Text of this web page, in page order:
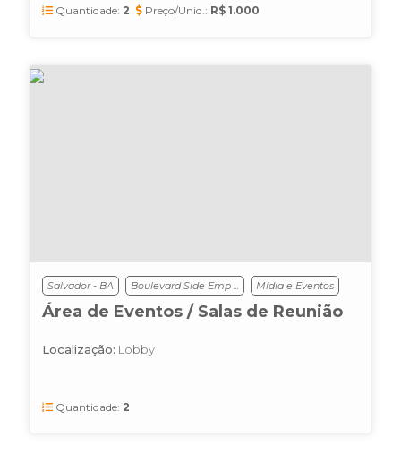
Quantidade: 2 Preço/Unid.: R$ 1.000
Salvador - BA Boulevard Side Emp ... Mídia e Eventos
Área de Eventos / Salas de Reunião
Localização: Lobby
Quantidade: 2